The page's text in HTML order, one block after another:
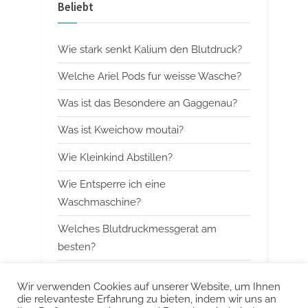
t
o
s
t
Beliebt
Wie stark senkt Kalium den Blutdruck?
Welche Ariel Pods fur weisse Wasche?
Was ist das Besondere an Gaggenau?
Was ist Kweichow moutai?
Wie Kleinkind Abstillen?
Wie Entsperre ich eine
Waschmaschine?
Welches Blutdruckmessgerat am
besten?
Kann man Arbeitsspeicher kombinieren?
Wir verwenden Cookies auf unserer Website, um Ihnen
die relevanteste Erfahrung zu bieten, indem wir uns an